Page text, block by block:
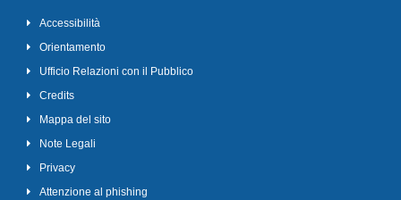
Accessibilità
Orientamento
Ufficio Relazioni con il Pubblico
Credits
Mappa del sito
Note Legali
Privacy
Attenzione al phishing